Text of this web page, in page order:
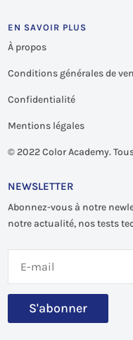
EN SAVOIR PLUS
À propos
Conditions générales de
Confidentialité
Mentions légales
© 2022 Color Academy.
NEWSLETTER
Abonnez-vous à notre
notre actualité, nos tests
S'abonner